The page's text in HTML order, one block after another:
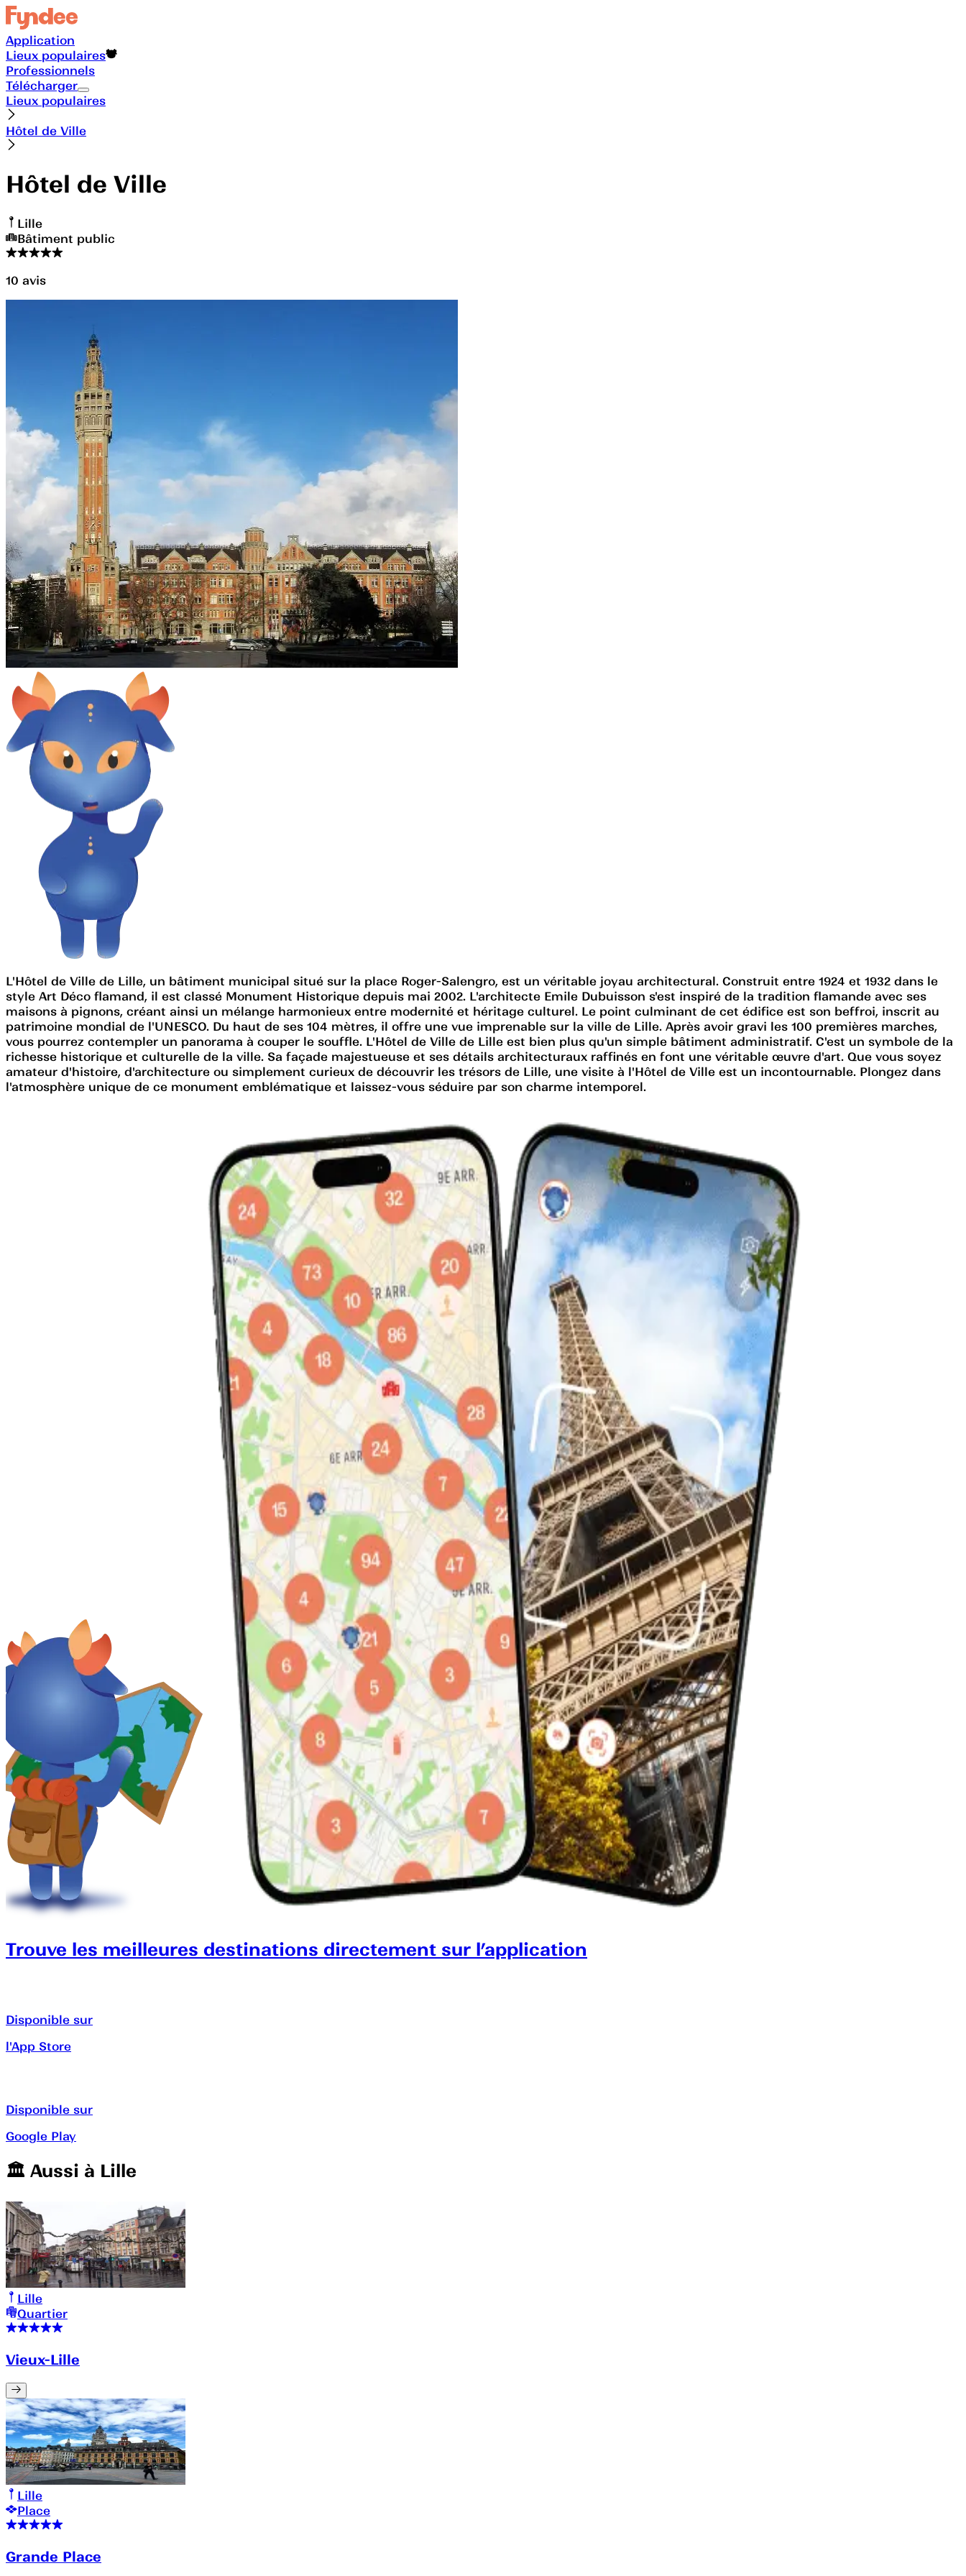
Application
Lieux populaires
Professionnels
Télécharger
Lieux populaires
Hôtel de Ville
Hôtel de Ville
Lille
Bâtiment public
10 avis
L'Hôtel de Ville de Lille, un bâtiment municipal situé sur la place Roger-Salengro, est un véritable joyau architectural. Construit entre 1924 et 1932 dans le
style Art Déco flamand, il est classé Monument Historique depuis mai 2002. L'architecte Emile Dubuisson s'est inspiré de la tradition flamande avec ses
maisons à pignons, créant ainsi un mélange harmonieux entre modernité et héritage culturel. Le point culminant de cet édifice est son beffroi, inscrit au
patrimoine mondial de l'UNESCO. Du haut de ses 104 mètres, il offre une vue imprenable sur la ville de Lille. Après avoir gravi les 100 premières marches,
vous pourrez contempler un panorama à couper le souffle. L'Hôtel de Ville de Lille est bien plus qu'un simple bâtiment administratif. C'est un symbole de la
richesse historique et culturelle de la ville. Sa façade majestueuse et ses détails architecturaux raffinés en font une véritable œuvre d'art. Que vous soyez
amateur d'histoire, d'architecture ou simplement curieux de découvrir les trésors de Lille, une visite à l'Hôtel de Ville est un incontournable. Plongez dans
l'atmosphère unique de ce monument emblématique et laissez-vous séduire par son charme intemporel.
Trouve les meilleures destinations directement sur l’application
Disponible sur
l'App Store
Disponible sur
Google Play
🏛️️ Aussi à Lille
Lille
Quartier
Vieux-Lille
Lille
Place
Grande Place